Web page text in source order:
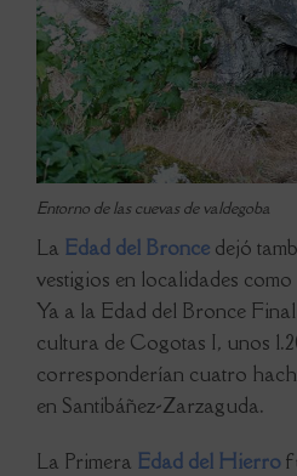
Entorno de las cuevas de valdegoba
La Edad del Bronce dejó
vestigios en localidades
Ya a la Edad del Bronce
cultura de Cogotas I, unos
corresponderían cuatro
en Santibáñez-Zarzaguda.
La Primera Edad del Hierro